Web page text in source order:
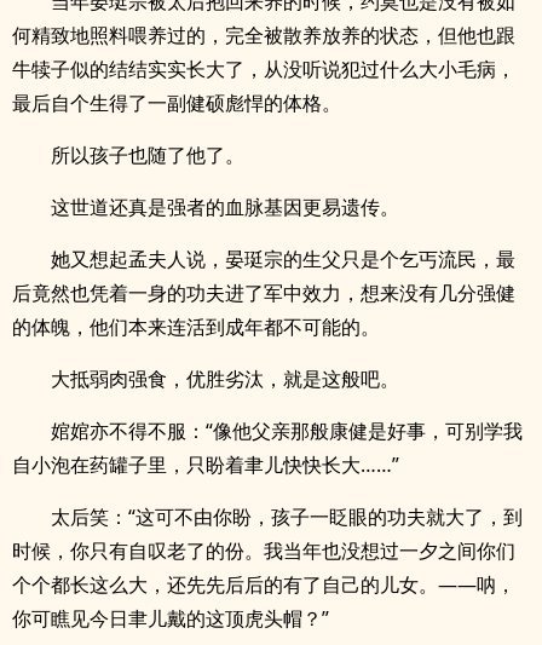
何精致地照料喂养过的，完全被散养放养的状态，但他也跟
牛犊子似的结结实实长大了，从没听说犯过什么大小毛病，
最后自个生得了一副健硕彪悍的体格。
所以孩子也随了他了。
这世道还真是强者的血脉基因更易遗传。
她又想起孟夫人说，晏珽宗的生父只是个乞丐流民，最
后竟然也凭着一身的功夫进了军中效力，想来没有几分强健
的体魄，他们本来连活到成年都不可能的。
大抵弱肉强食，优胜劣汰，就是这般吧。
婠婠亦不得不服：“像他父亲那般康健是好事，可别学我
自小泡在药罐子里，只盼着聿儿快快长大……”
太后笑：“这可不由你盼，孩子一眨眼的功夫就大了，到
时候，你只有自叹老了的份。我当年也没想过一夕之间你们
个个都长这么大，还先先后后的有了自己的儿女。——呐，
你可瞧见今日聿儿戴的这顶虎头帽？”